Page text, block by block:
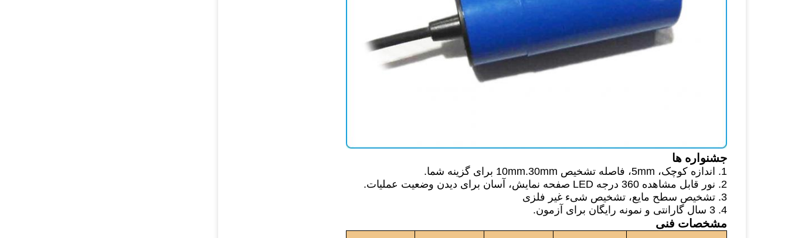
جشنواره ها
1. اندازه کوچک، 5mm، فاصله تشخیص 10mm.30mm برای گزینه شما.
2. نور قابل مشاهده 360 درجه LED صفحه نمایش، آسان برای دیدن وضعیت عملیات.
3. تشخیص سطح مایع، تشخیص شیء غیر فلزی
4. 3 سال گارانتی و نمونه رایگان برای آزمون.
مشخصات فنی